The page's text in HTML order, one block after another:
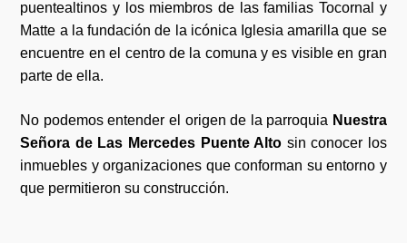
puentealtinos y los miembros de las familias Tocornal y
Matte a la fundación de la icónica Iglesia amarilla que se
encuentre en el centro de la comuna y es visible en gran
parte de ella.
No podemos entender el origen de la parroquia Nuestra
Señora de Las Mercedes Puente Alto sin conocer los
inmuebles y organizaciones que conforman su entorno y
que permitieron su construcción.